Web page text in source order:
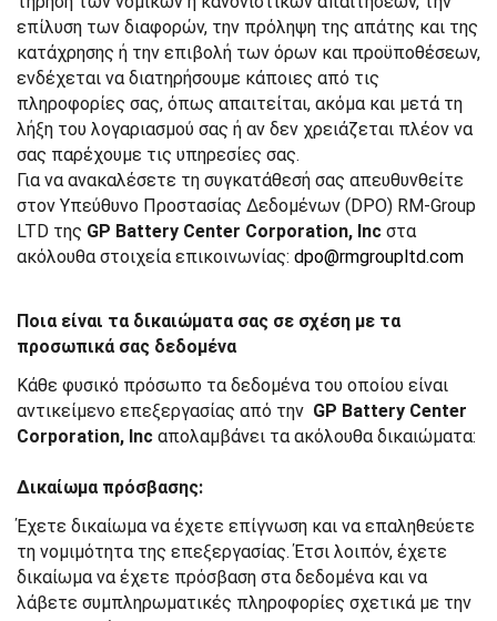
επίλυση των διαφορών, την πρόληψη της απάτης και της
κατάχρησης ή την επιβολή των όρων και προϋποθέσεων,
ενδέχεται να διατηρήσουμε κάποιες από τις
πληροφορίες σας, όπως απαιτείται, ακόμα και μετά τη
λήξη του λογαριασμού σας ή αν δεν χρειάζεται πλέον να
σας παρέχουμε τις υπηρεσίες σας.
Για να ανακαλέσετε τη συγκατάθεσή σας απευθυνθείτε
στον Υπεύθυνο Προστασίας Δεδομένων (DPO) RM-Group
LTD της GP Battery Center Corporation, Inc στα
ακόλουθα στοιχεία επικοινωνίας: dpo@rmgroupltd.com
Ποια είναι τα δικαιώματα σας σε σχέση με τα
προσωπικά σας δεδομένα
Κάθε φυσικό πρόσωπο τα δεδομένα του οποίου είναι
αντικείμενο επεξεργασίας από την GP Battery Center
Corporation, Inc απολαμβάνει τα ακόλουθα δικαιώματα:
Δικαίωμα πρόσβασης:
Έχετε δικαίωμα να έχετε επίγνωση και να επαληθεύετε
τη νομιμότητα της επεξεργασίας. Έτσι λοιπόν, έχετε
δικαίωμα να έχετε πρόσβαση στα δεδομένα και να
λάβετε συμπληρωματικές πληροφορίες σχετικά με την